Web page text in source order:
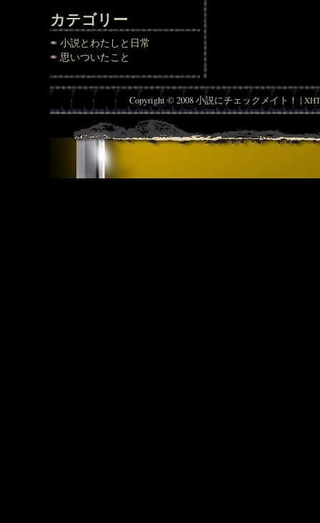
カテゴリー
小説とわたしと日常
思いついたこと
Copyright © 2008 小説にチェックメイト！ |